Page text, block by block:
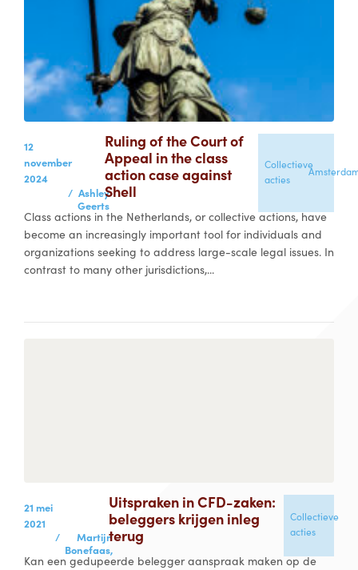
12
november
2024
/ Ashley
Geerts
Ruling of the Court of
Appeal in the class
action case against
Shell
Collectieve
acties
Class actions in the Netherlands, or collective actions, have
become an increasingly important tool for individuals and
organizations seeking to address large-scale legal issues. In
contrast to many other jurisdictions,...
21 mei
2021
/
Martijn
Bonefaas,
Uitspraken in CFD-zaken:
beleggers krijgen inleg
terug
Collectieve
acties
Kan een gedupeerde belegger aanspraak maken op de